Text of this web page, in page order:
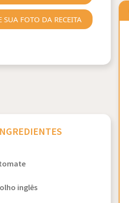
SUA FOTO DA RECEITA
inglês